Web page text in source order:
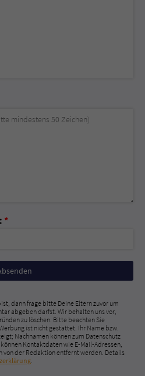
*
dann frage bitte Deine Eltern zuvor um
abgeben darfst. Wir behalten uns vor,
zu löschen. Bitte beachten Sie
ist nicht gestattet. Ihr Name bzw.
Nachnamen können zum Datenschutz
Kontaktdaten wie E-Mail-Adressen,
von der Redaktion entfernt werden. Details
.